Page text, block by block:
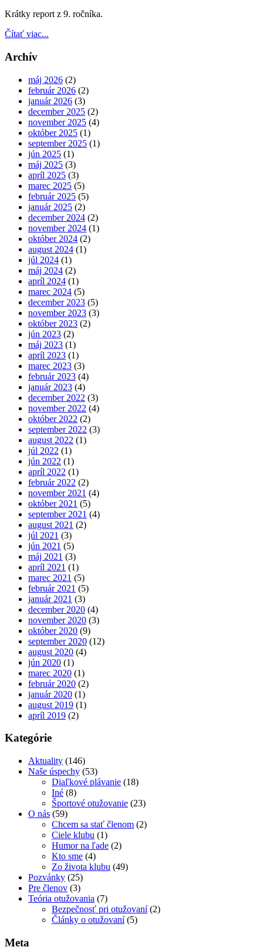
Krátky report z 9. ročníka.
Čítať viac...
Archív
máj 2026 (2)
február 2026 (2)
január 2026 (3)
december 2025 (2)
november 2025 (4)
október 2025 (1)
september 2025 (1)
jún 2025 (1)
máj 2025 (3)
apríl 2025 (3)
marec 2025 (5)
február 2025 (5)
január 2025 (2)
december 2024 (2)
november 2024 (1)
október 2024 (2)
august 2024 (1)
júl 2024 (1)
máj 2024 (2)
apríl 2024 (1)
marec 2024 (5)
december 2023 (5)
november 2023 (3)
október 2023 (2)
jún 2023 (2)
máj 2023 (1)
apríl 2023 (1)
marec 2023 (3)
február 2023 (4)
január 2023 (4)
december 2022 (3)
november 2022 (4)
október 2022 (2)
september 2022 (3)
august 2022 (1)
júl 2022 (1)
jún 2022 (1)
apríl 2022 (1)
február 2022 (2)
november 2021 (4)
október 2021 (5)
september 2021 (4)
august 2021 (2)
júl 2021 (3)
jún 2021 (5)
máj 2021 (3)
apríl 2021 (1)
marec 2021 (5)
február 2021 (5)
január 2021 (3)
december 2020 (4)
november 2020 (3)
október 2020 (9)
september 2020 (12)
august 2020 (4)
jún 2020 (1)
marec 2020 (1)
február 2020 (2)
január 2020 (1)
august 2019 (1)
apríl 2019 (2)
Kategórie
Aktuality (146)
Naše úspechy (53)
Diaľkové plávanie (18)
Iné (8)
Športové otužovanie (23)
O nás (59)
Chcem sa stať členom (2)
Ciele klubu (1)
Humor na ľade (2)
Kto sme (4)
Zo života klubu (49)
Pozvánky (25)
Pre členov (3)
Teória otužovania (7)
Bezpečnosť pri otužovaní(2)
Články o otužovaní(5)
Meta